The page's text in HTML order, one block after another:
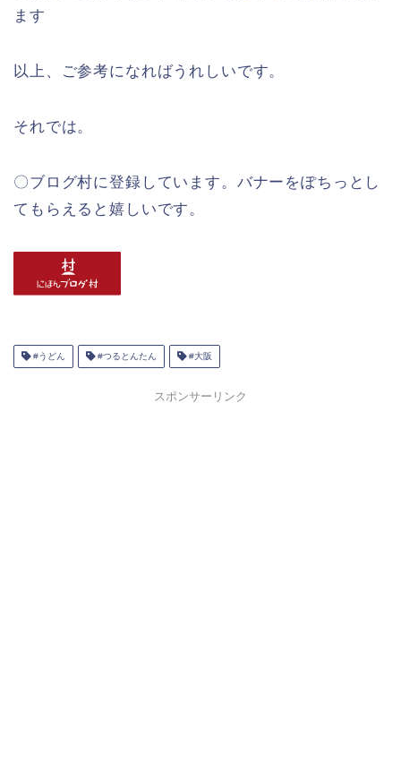
ます
以上、ご参考になればうれしいです。
それでは。
〇ブログ村に登録しています。バナーをぽちっとし
てもらえると嬉しいです。
#うどん #つるとんたん #大阪
スポンサーリンク